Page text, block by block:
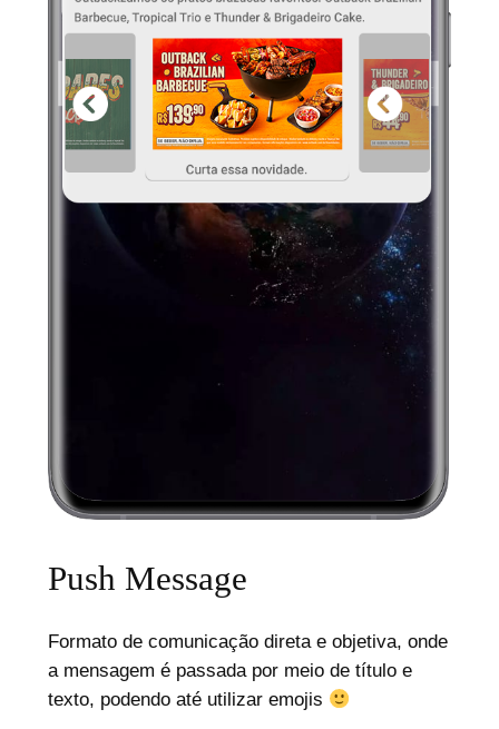
Push Message
Formato de comunicação direta e objetiva, onde
a mensagem é passada por meio de título e
texto, podendo até utilizar emojis